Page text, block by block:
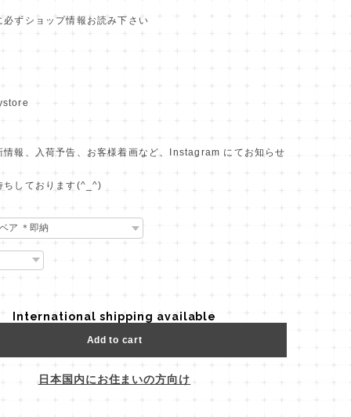
ずショップ情報お読み下さい
情報、入荷予告、お客様着画など、Instagram にてお知らせ
ちしております(^_^)
International shipping available
Add to cart
日本国内にお住まいの方向け